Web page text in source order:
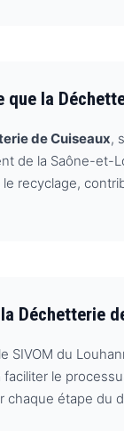
que la
de Cuiseaux,
de la Saône-et-
recyclage,
Déchetterie
SIVOM du
faciliter le
chaque étape du